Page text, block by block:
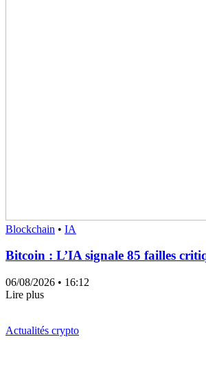
Blockchain • IA
Bitcoin : L’IA signale 85 failles
06/08/2026 • 16:12
Lire plus
Actualités crypto